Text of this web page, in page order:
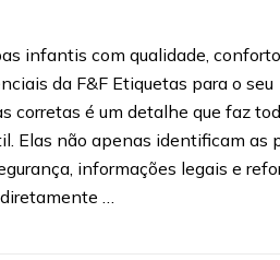
infantis com qualidade,
da F&F Etiquetas para o seu
corretas é um detalhe que faz
Elas não apenas identificam as
informações legais e
…